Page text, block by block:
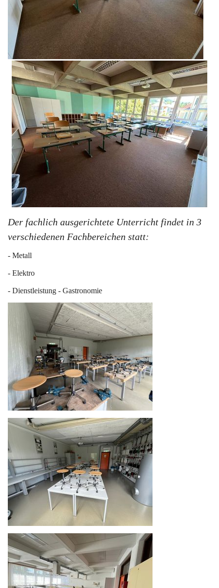
Der fachlich ausgerichtete Unterricht findet in 3
verschiedenen Fachbereichen statt:
- Metall
- Elektro
- Dienstleistung - Gastronomie